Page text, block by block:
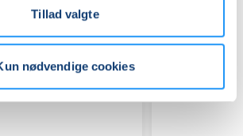
Tillad valgte
nødvendige cookies